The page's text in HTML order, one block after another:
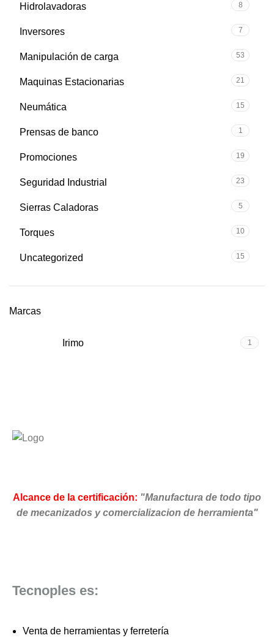
Hidrolavadoras 8
Inversores 7
Manipulación de carga 53
Maquinas Estacionarias 21
Neumática 15
Prensas de banco 1
Promociones 19
Seguridad Industrial 23
Sierras Caladoras 5
Torques 10
Uncategorized 15
Marcas
Irimo 1
Alcance de la certificación: "Manufactura de todo tipo
de mecanizados y comercializacion de herramienta"
Tecnoples es:
Venta de herramientas y ferretería